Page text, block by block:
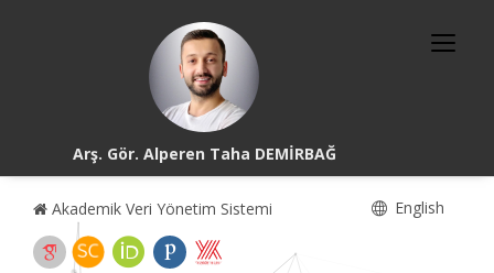
Arş. Gör. Alperen Taha DEMİRBAĞ
Akademik Veri Yönetim Sistemi English